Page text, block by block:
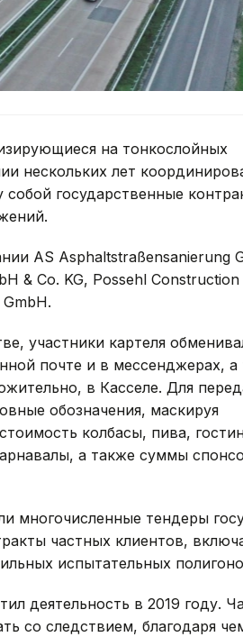
на тонкослойных
нескольких лет
государственные
AS Asphaltstraßensanierung
& Co. KG, Possehl
участники картеля
почте и в мессенджерах, а
в Касселе. Для
обозначения, маскируя
колбасы, пива,
а также суммы
многочисленные тендеры
частных клиентов,
испытательных
деятельность в 2019 году.
со следствием, благодаря